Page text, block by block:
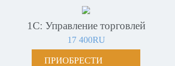
1С: Управление торговлей
17 400RU
ПРИОБРЕСТИ